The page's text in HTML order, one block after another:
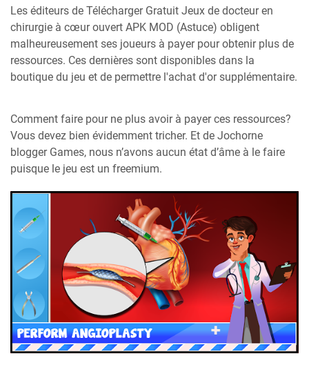
Les éditeurs de Télécharger Gratuit Jeux de docteur en
chirurgie à cœur ouvert APK MOD (Astuce) obligent
malheureusement ses joueurs à payer pour obtenir plus de
ressources. Ces dernières sont disponibles dans la
boutique du jeu et de permettre l'achat d'or supplémentaire.
Comment faire pour ne plus avoir à payer ces ressources?
Vous devez bien évidemment tricher. Et de Jochorne
blogger Games, nous n’avons aucun état d’âme à le faire
puisque le jeu est un freemium.